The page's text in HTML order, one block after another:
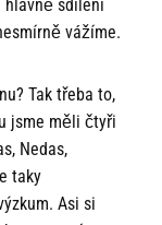
hlavně sdílení
vážíme.
Tak třeba to,
jsme měli čtyři
Nedas,
taky
Asi si